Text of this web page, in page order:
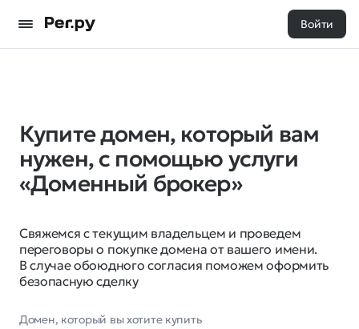
Войти
Купите домен, который вам
нужен, с помощью услуги
«Доменный брокер»
Свяжемся с текущим владельцем и проведем
переговоры о покупке домена от вашего имени.
В случае обоюдного согласия поможем оформить
безопасную сделку
Домен, который вы хотите купить